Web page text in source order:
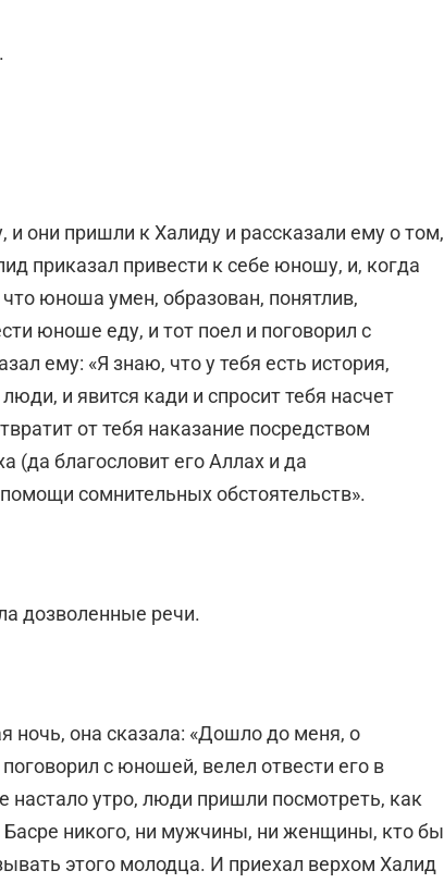
они пришли к Халиду и рассказали ему о том,
приказал привести к себе юношу, и, когда
юноша умен, образован, понятлив,
юноше еду, и тот поел и поговорил с
ему: «Я знаю, что у тебя есть история,
и явится кади и спросит тебя насчет
от тебя наказание посредством
(да благословит его Аллах и да
сомнительных обстоятельств».
дозволенные речи.
ночь, она сказала: «Дошло до меня, о
с юношей, велел отвести его в
утро, люди пришли посмотреть, как
Басре никого, ни мужчины, ни женщины, кто бы
этого молодца. И приехал верхом Халид